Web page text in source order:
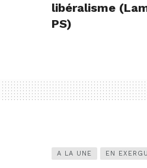
libéralisme
PS)
A LA UNE EN